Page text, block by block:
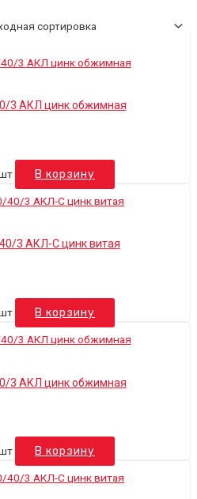
3 АКЛ цинк обжимная
В корзину
3 АКЛ-С цинк витая
В корзину
3 АКЛ цинк обжимная
В корзину